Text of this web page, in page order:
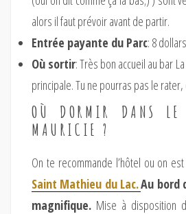
alors il faut prévoir avant de partir.
Entrée payante du Parc: 8
Où sortir: Très bon accueil au bar
principale. Tu ne pourras pas le
OÙ DORMIR DANS
MAURICIE ?
On te recommande l’hôtel ou on
Saint Mathieu du Lac.Au bord
magnifique. Mise à disposition